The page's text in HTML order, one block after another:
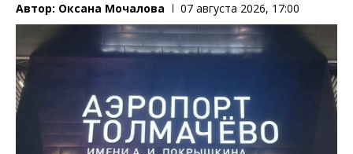
Автор: Оксана Мочалова 07 августа 2026, 17:00